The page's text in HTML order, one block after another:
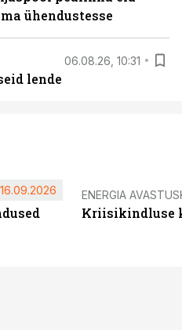
ühendustesse
06.08.26, 10:31
lende
16.09.2026 ENERGIA
Kriisikindluse